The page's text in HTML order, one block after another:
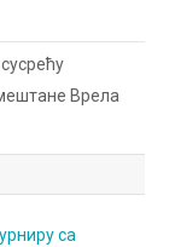
Врела
са